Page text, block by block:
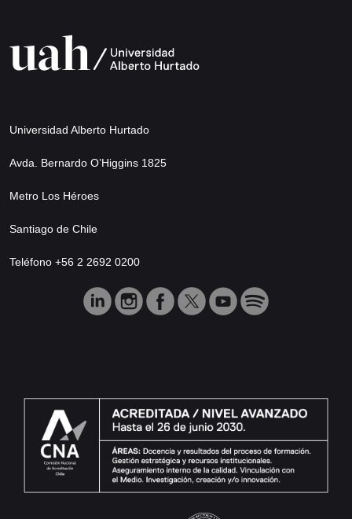
Universidad Alberto Hurtado
Avda. Bernardo O’Higgins 1825
Metro Los Héroes
Santiago de Chile
Teléfono +56 2 2692 0200